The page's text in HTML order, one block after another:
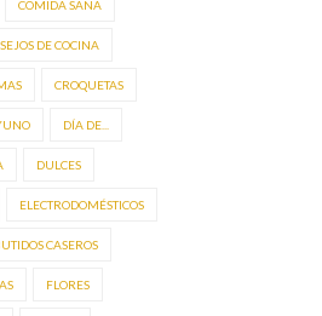
COMIDA SANA
DE COCINA
CROQUETAS
DÍA DE...
DULCES
ELECTRODOMÉSTICOS
CASEROS
FLORES